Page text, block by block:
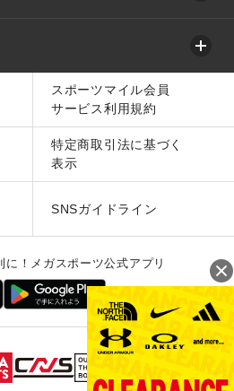
スポーツマイル会員
サービス利用規約
特定商取引法に基づく
表示
SNSガイドライン
に！メガスポーツ公式アプリ